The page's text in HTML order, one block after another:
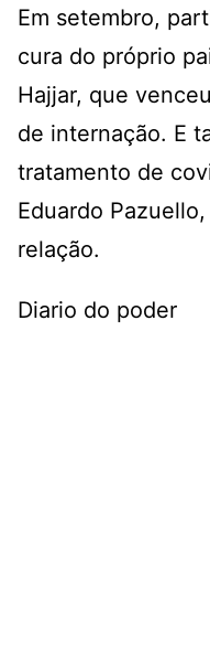
Em setembro,
cura do próprio
Hajjar, que
de internação. E
tratamento de
Eduardo
relação.
Diario do poder